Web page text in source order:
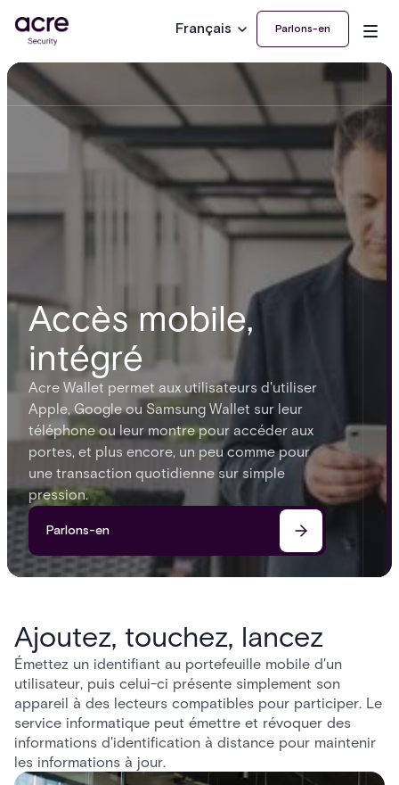
Français Parlons-en
Accès mobile,
intégré
Acre Wallet permet aux utilisateurs d'utiliser
Apple, Google ou Samsung Wallet sur leur
téléphone ou leur montre pour accéder aux
portes, et plus encore, un peu comme pour
une transaction quotidienne sur simple
pression.
Parlons-en
Ajoutez, touchez, lancez
Émettez un identifiant au portefeuille mobile d'un
utilisateur, puis celui-ci présente simplement son
appareil à des lecteurs compatibles pour participer. Le
service informatique peut émettre et révoquer des
informations d'identification à distance pour maintenir
les informations à jour.